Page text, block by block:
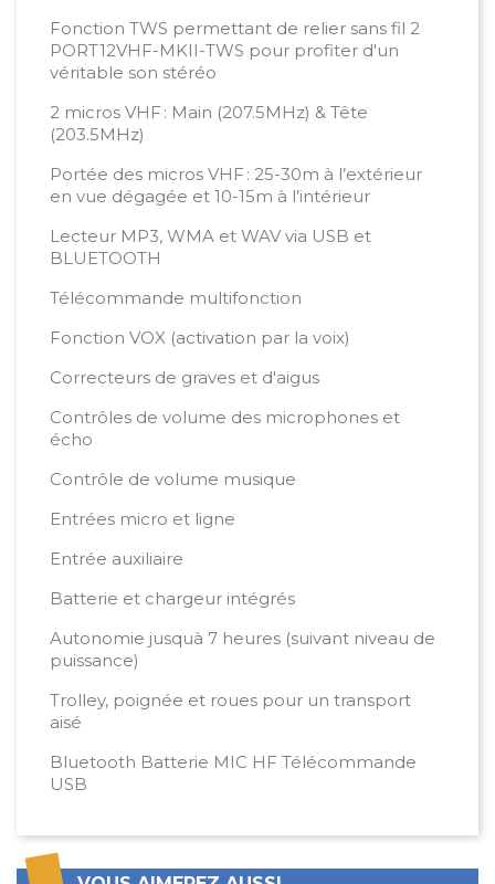
Fonction TWS permettant de relier sans fil 2
PORT12VHF-MKII-TWS pour profiter d'un
véritable son stéréo
2 micros VHF : Main (207.5MHz) & Tête
(203.5MHz)
Portée des micros VHF : 25-30m à l’extérieur
en vue dégagée et 10-15m à l’intérieur
Lecteur MP3, WMA et WAV via USB et
BLUETOOTH
Télécommande multifonction
Fonction VOX (activation par la voix)
Correcteurs de graves et d'aigus
Contrôles de volume des microphones et
écho
Contrôle de volume musique
Entrées micro et ligne
Entrée auxiliaire
Batterie et chargeur intégrés
Autonomie jusquà 7 heures (suivant niveau de
puissance)
Trolley, poignée et roues pour un transport
aisé
Bluetooth Batterie MIC HF Télécommande
USB